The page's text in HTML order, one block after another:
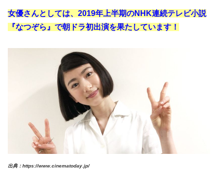
女優さんとしては、2019年上半期のNHK連続テレビ小説
『なつぞら』で朝ドラ初出演を果たしています！
出典：https://www.cinematoday.jp/